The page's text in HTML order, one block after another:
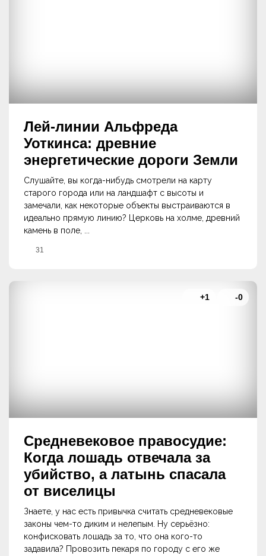
Лей-линии Альфреда
Уоткинса: древние
энергетические дороги Земли
Слушайте, вы когда-нибудь смотрели на карту
старого города или на ландшафт с высоты и
замечали, как некоторые объекты выстраиваются в
идеально прямую линию? Церковь на холме, древний
камень в поле, ...
31
Средневековое правосудие:
Когда лошадь отвечала за
убийство, а латынь спасала
от виселицы
Знаете, у нас есть привычка считать средневековые
законы чем-то диким и нелепым. Ну серьёзно:
конфисковать лошадь за то, что она кого-то
задавила? Провозить пекаря по городу с его же
+1 -0